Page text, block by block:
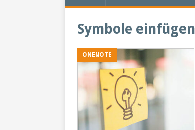
Symbole einfügen
ONENOTE